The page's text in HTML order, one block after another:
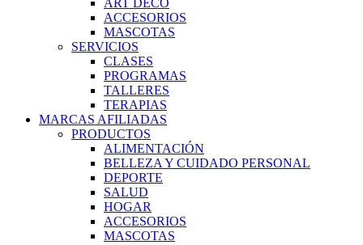
ART DECO
ACCESORIOS
MASCOTAS
SERVICIOS
CLASES
PROGRAMAS
TALLERES
TERAPIAS
MARCAS AFILIADAS
PRODUCTOS
ALIMENTACIÓN
BELLEZA Y CUIDADO PERSONAL
DEPORTE
SALUD
HOGAR
ACCESORIOS
MASCOTAS